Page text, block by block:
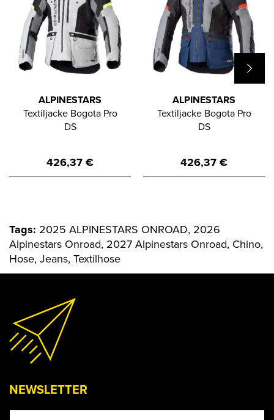
ALPINESTARS
Textiljacke Bogota Pro
DS
426,37€
ALPINESTARS
Textiljacke Bogota Pro
DS
426,37€
Tags: 2025 ALPINESTARS ONROAD, 2026
Alpinestars Onroad, 2027 Alpinestars Onroad, Chino,
Hose, Jeans, Textilhose
NEWSLETTER